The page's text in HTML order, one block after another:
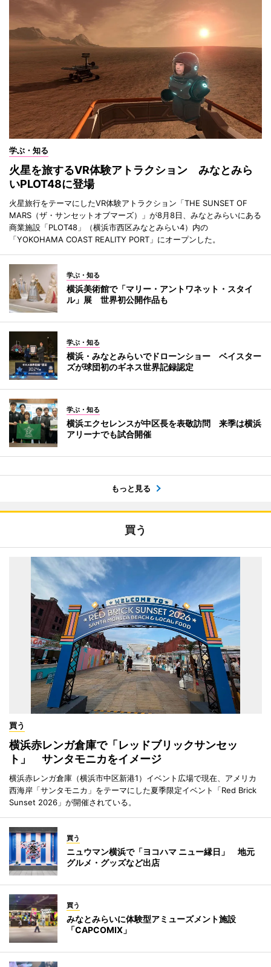
学ぶ・知る
火星を旅するVR体験アトラクション みなとみら
いPLOT48に登場
火星旅行をテーマにしたVR体験アトラクション「THE SUNSET OF
MARS（ザ・サンセットオブマーズ）」が8月8日、みなとみらいにある
商業施設「PLOT48」（横浜市西区みなとみらい4）内の
「YOKOHAMA COAST REALITY PORT」にオープンした。
学ぶ・知る
横浜美術館で「マリー・アントワネット・スタイ
ル」展 世界初公開作品も
学ぶ・知る
横浜・みなとみらいでドローンショー ベイスター
ズが球団初のギネス世界記録認定
学ぶ・知る
横浜エクセレンスが中区長を表敬訪問 来季は横浜
アリーナでも試合開催
もっと見る
買う
買う
横浜赤レンガ倉庫で「レッドブリックサンセッ
ト」 サンタモニカをイメージ
横浜赤レンガ倉庫（横浜市中区新港1）イベント広場で現在、アメリカ
西海岸「サンタモニカ」をテーマにした夏季限定イベント「Red Brick
Sunset 2026」が開催されている。
買う
ニュウマン横浜で「ヨコハマ ニュー縁日」 地元
グルメ・グッズなど出店
買う
みなとみらいに体験型アミューズメント施設
「CAPCOMIX」